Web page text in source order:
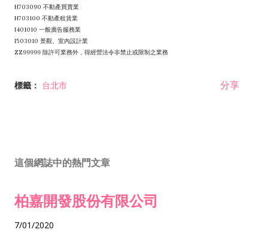
H703090 不動產買賣業
H703100 不動產租賃業
I401010 一般廣告服務業
I503010 景觀、室內設計業
ZZ99999 除許可業務外，得經營法令非禁止或限制之業務
標籤： 台北市 分享
這個網誌中的熱門文章
柏嘉開發股份有限公司
7/01/2020